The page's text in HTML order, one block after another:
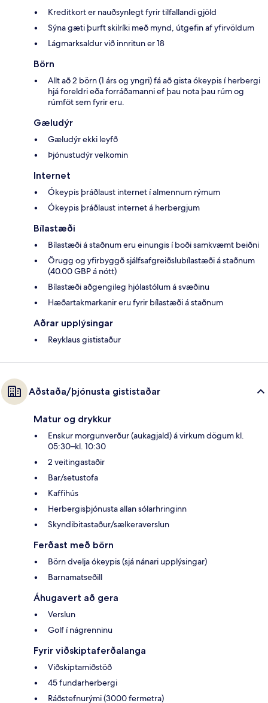
Kreditkort er nauðsynlegt fyrir tilfallandi gjöld
Sýna gæti þurft skilríki með mynd, útgefin af yfirvöldum
Lágmarksaldur við innritun er 18
Börn
Allt að 2 börn (1 árs og yngri) fá að gista ókeypis í herbergi
hjá foreldri eða forráðamanni ef þau nota þau rúm og
rúmföt sem fyrir eru.
Gæludýr
Gæludýr ekki leyfð
Þjónustudýr velkomin
Internet
Ókeypis þráðlaust internet í almennum rýmum
Ókeypis þráðlaust internet á herbergjum
Bílastæði
Bílastæði á staðnum eru einungis í boði samkvæmt beiðni
Örugg og yfirbyggð sjálfsafgreiðslubílastæði á staðnum
(40.00 GBP á nótt)
Bílastæði aðgengileg hjólastólum á svæðinu
Hæðartakmarkanir eru fyrir bílastæði á staðnum
Aðrar upplýsingar
Reyklaus gististaður
Aðstaða/þjónusta gististaðar
Matur og drykkur
Enskur morgunverður (aukagjald) á virkum dögum kl.
05:30–kl. 10:30
2 veitingastaðir
Bar/setustofa
Kaffihús
Herbergisþjónusta allan sólarhringinn
Skyndibitastaður/sælkeraverslun
Ferðast með börn
Börn dvelja ókeypis (sjá nánari upplýsingar)
Barnamatseðill
Áhugavert að gera
Verslun
Golf í nágrenninu
Fyrir viðskiptaferðalanga
Viðskiptamiðstöð
45 fundarherbergi
Ráðstefnurými (3000 fermetra)